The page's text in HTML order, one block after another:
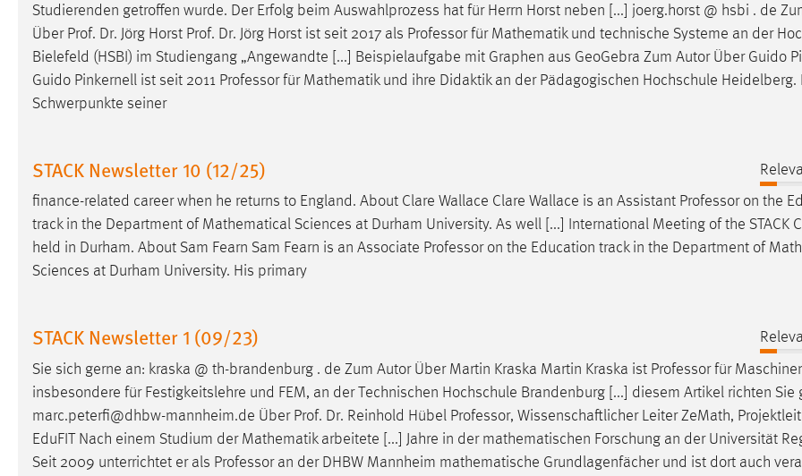
Studierenden getroffen wurde. Der Erfolg beim Auswahlprozess hat für Herrn Horst neben [...] joerg.horst @ hsbi . de
Über Prof. Dr. Jörg Horst Prof. Dr. Jörg Horst ist seit 2017 als Professorfür Mathematik und technische Systeme an der
Bielefeld (HSBI) im Studiengang „Angewandte [...] Beispielaufgabe mit Graphen aus GeoGebra Zum Autor Über Guido
Guido Pinkernell ist seit 2011 Professorfür Mathematik und ihre Didaktik an der Pädagogischen Hochschule Heidelberg.
Schwerpunkte seiner
STACK Newsletter 10 (12/25)
finance-related career when he returns to England. About Clare Wallace Clare Wallace is an Assistant Professoron the
track in the Department of Mathematical Sciences at Durham University. As well [...] International Meeting of the STACK
held in Durham. About Sam Fearn Sam Fearn is an Associate Professoron the Education track in the Department of
Sciences at Durham University. His primary
STACK Newsletter 1 (09/23)
Sie sich gerne an: kraska @ th-brandenburg . de Zum Autor Über Martin Kraska Martin Kraska ist Professorfür
insbesondere für Festigkeitslehre und FEM, an der Technischen Hochschule Brandenburg [...] diesem Artikel richten Sie
marc.peterfi@dhbw-mannheim.de Über Prof. Dr. Reinhold Hübel
Professor, Wissenschaftlicher Leiter ZeMath,
EduFIT Nach einem Studium der Mathematik arbeitete [...] Jahre in der mathematischen Forschung an der Universität
Seit 2009 unterrichtet er als Professoran der DHBW Mannheim mathematische Grundlagenfächer und ist dort auch
Chat
Name:
MibewSessionID, MIBEW_UserID,
mibew_locale, mibew-chat-frame-style-
5e9dbeb1811c0446
style-5e9dbeb1811c0446 =
Sitzungslaufzeit, mibew_locale = 3
Jahre, MIBEW_UserID = 1 Jahr
Name: fe_user, be_user, be_lastLoginProvider
Zweck:
Dieser Cookie ist notwendig um sich an
der Website einloggen zu können.
Cookie Laufzeit: 24 Stunden